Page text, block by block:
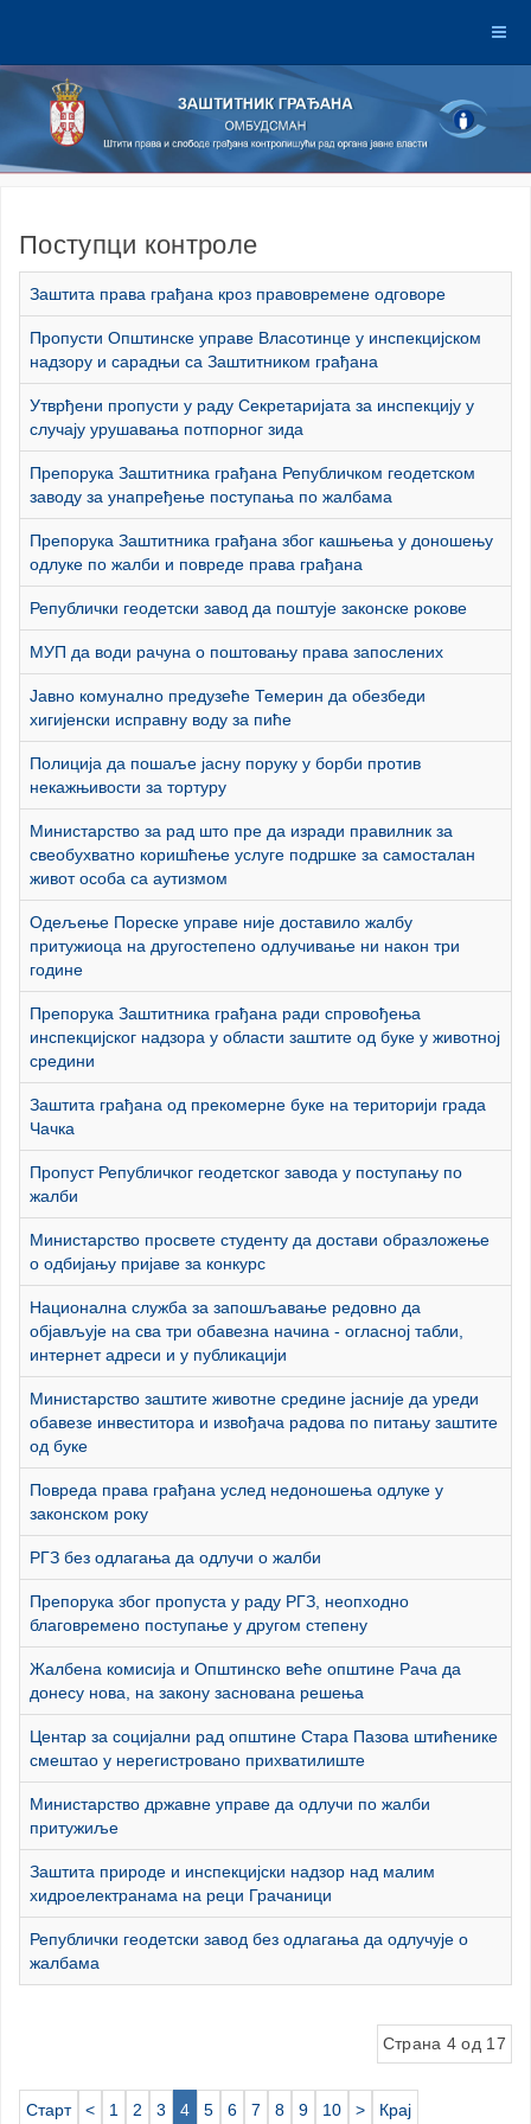
Поступци контроле
Заштита права грађана кроз правовремене одговоре
Пропусти Општинске управе Власотинце у инспекцијском
надзору и сарадњи са Заштитником грађана
Утврђени пропусти у раду Секретаријата за инспекцију у
случају урушавања потпорног зида
Препорука Заштитника грађана Републичком геодетском
заводу за унапређење поступања по жалбама
Препорука Заштитника грађана због кашњења у доношењу
одлуке по жалби и повреде права грађана
Републички геодетски завод да поштује законске рокове
МУП да води рачуна о поштовању права запослених
Јавно комунално предузеће Темерин да обезбеди
хигијенски исправну воду за пиће
Полиција да пошаље јасну поруку у борби против
некажњивости за тортуру
Министарство за рад што пре да изради правилник за
свеобухватно коришћење услуге подршке за самосталан
живот особа са аутизмом
Одељење Пореске управе није доставило жалбу
притужиоца на другостепено одлучивање ни након три
године
Препорука Заштитника грађана ради спровођења
инспекцијског надзора у области заштите од буке у животној
средини
Заштита грађана од прекомерне буке на територији града
Чачка
Пропуст Републичког геодетског завода у поступању по
жалби
Министарство просвете студенту да достави образложење
о одбијању пријаве за конкурс
Национална служба за запошљавање редовно да
објављује на сва три обавезна начина - огласној табли,
интернет адреси и у публикацији
Министарство заштите животне средине јасније да уреди
обавезе инвеститора и извођача радова по питању заштите
од буке
Повреда права грађана услед недоношења одлуке у
законском року
РГЗ без одлагања да одлучи о жалби
Препорука због пропуста у раду РГЗ, неопходно
благовремено поступање у другом степену
Жалбена комисија и Општинско веће општине Рача да
донесу нова, на закону заснована решења
Центар за социјални рад општине Стара Пазова штићенике
смештао у нерегистровано прихватилиште
Министарство државне управе да одлучи по жалби
притужиље
Заштита природе и инспекцијски надзор над малим
хидроелектранама на реци Грачаници
Републички геодетски завод без одлагања да одлучује о
жалбама
Страна 4 од 17
Старт < 1 2 3 4 5 6 7 8 9 10 > Крај